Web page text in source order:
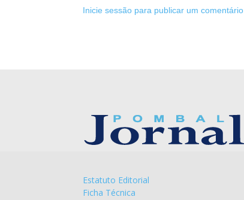
Inicie sessão para publicar um comentário
Estatuto Editorial
Ficha Técnica